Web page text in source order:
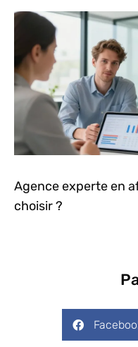
Agence experte en
choisir ?